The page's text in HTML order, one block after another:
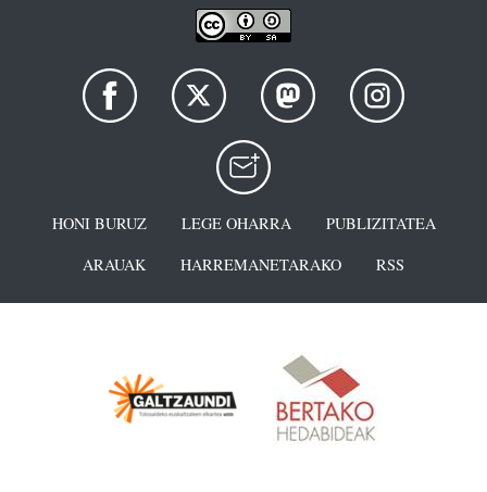
HONI BURUZ LEGE OHARRA
PUBLIZITATEA
ARAUAK
HARREMANETARAKO RSS